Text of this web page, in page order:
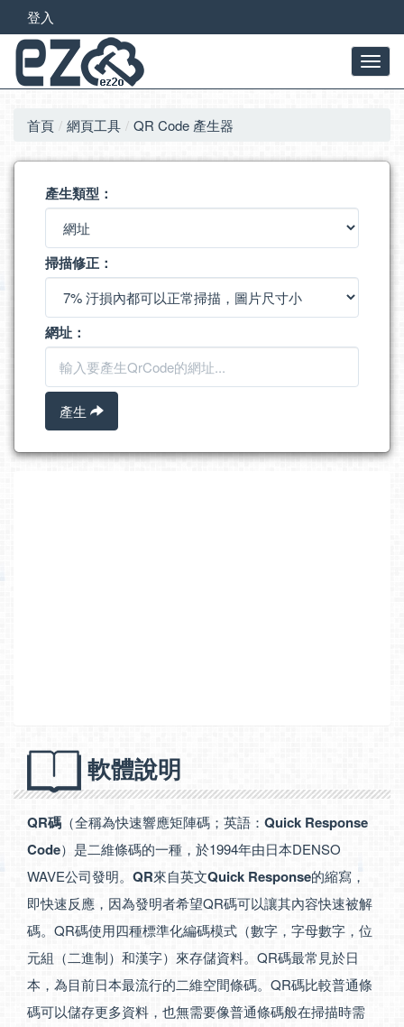
登入
首頁 網頁工具 QR Code 產生器
產生類型：
掃描修正：
網址：
產生
軟體說明
QR碼 （全稱為快速響應矩陣碼；英語： Quick Response
Code）是二維條碼的一種，於1994年由日本DENSO
WAVE公司發明。 QR來自英文Quick Response的縮寫，
即快速反應，因為發明者希望QR碼可以讓其內容快速被解
碼。QR碼使用四種標準化編碼模式（數字，字母數字，位
元組（二進制）和漢字）來存儲資料。QR碼最常見於日
本，為目前日本最流行的二維空間條碼。QR碼比較普通條
碼可以儲存更多資料，也無需要像普通條碼般在掃描時需